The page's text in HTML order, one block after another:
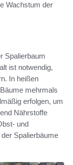
Wachstum der
Spalierbaum
ist notwendig,
In heißen
mehrmals
erfolgen, um
Nährstoffe
und
Spalierbäume